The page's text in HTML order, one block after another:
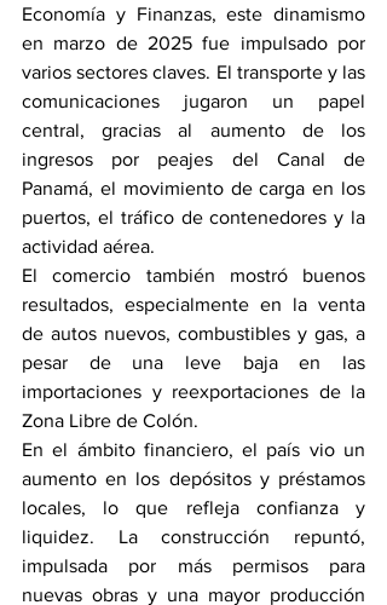
Economía y Finanzas, este dinamismo
en marzo de 2025 fue impulsado por
varios sectores claves. El transporte y las
comunicaciones jugaron un papel
central, gracias al aumento de los
ingresos por peajes del Canal de
Panamá, el movimiento de carga en los
puertos, el tráfico de contenedores y la
actividad aérea.
El comercio también mostró buenos
resultados, especialmente en la venta
de autos nuevos, combustibles y gas, a
pesar de una leve baja en las
importaciones y reexportaciones de la
Zona Libre de Colón.
En el ámbito financiero, el país vio un
aumento en los depósitos y préstamos
locales, lo que refleja confianza y
liquidez. La construcción repuntó,
impulsada por más permisos para
nuevas obras y una mayor producción